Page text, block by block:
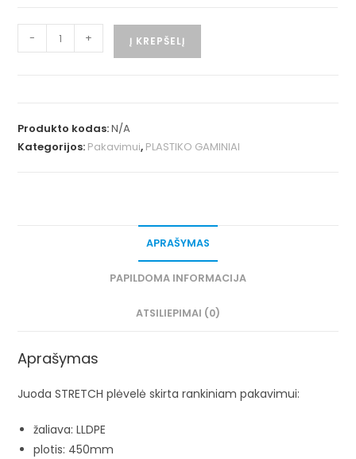
- + Į KREPŠELĮ
Produkto kodas:N/A
Kategorijos: Pakavimui, PLASTIKO GAMINIAI
APRAŠYMAS
PAPILDOMA INFORMACIJA
ATSILIEPIMAI (0)
Aprašymas
Juoda STRETCH plėvelė skirta rankiniam pakavimui:
žaliava: LLDPE
plotis: 450mm